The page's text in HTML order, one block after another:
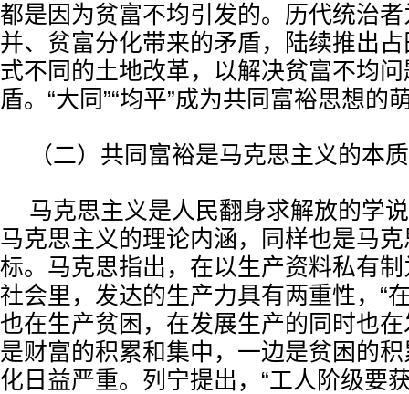
都是因为贫富不均引发的。历代统治
并、贫富分化带来的矛盾，陆续推出
式不同的土地改革，以解决贫富不均
盾。“大同”“均平”成为共同富裕思想的
（二）共同富裕是马克思主义的本
马克思主义是人民翻身求解放的学
马克思主义的理论内涵，同样也是马
标。马克思指出，在以生产资料私有
社会里，发达的生产力具有两重性，“
也在生产贫困，在发展生产的同时也在
是财富的积累和集中，一边是贫困的
化日益严重。列宁提出，“工人阶级要